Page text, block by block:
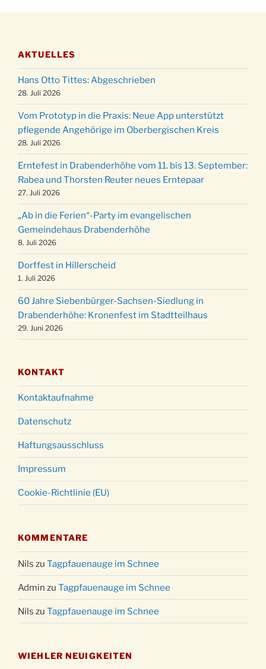
Stadtteilhaus um 19:00 Uhr
11.12.
Puer-Natus weihnachtliches Brauchtum am
Robert-Gassner-Hof um 17:00 Uhr
19.12.
Kinderbibeltag im Ev. Gemeindehaus von 10-
12 Uhr
20.12.
Weihnachts-Konzert des Honterus Chors in
der Kirche um 17:00 Uhr
24.12.
Familiengottesdienst mit Krippenspiel im Ev.
Gemeindehaus um 15:00 Uhr
24.12. Familiengottesdienst in der FeG um 16 Uhr
24.12.
Weihnachtsgottesdienst in der Kirche um
15:00 Uhr
24.12.
Weihnachtsgottesdienst in der Kirche um
18:00 Uhr
24.12.
Christmette mit der ev. Jugend in der Kirche
um 23:00 Uhr
31.12.
Gottesdienst zu Silvester in der Kirche um
18:00 Uhr
AKTUELLES
Hans Otto Tittes: Abgeschrieben
28. Juli 2026
Vom Prototyp in die Praxis: Neue App unterstützt
pflegende Angehörige im Oberbergischen Kreis
28. Juli 2026
Erntefest in Drabenderhöhe vom 11. bis 13. September:
Rabea und Thorsten Reuter neues Erntepaar
27. Juli 2026
„Ab in die Ferien“-Party im evangelischen
Gemeindehaus Drabenderhöhe
8. Juli 2026
Dorffest in Hillerscheid
1. Juli 2026
60 Jahre Siebenbürger-Sachsen-Siedlung in
Drabenderhöhe: Kronenfest im Stadtteilhaus
29. Juni 2026
KONTAKT
Kontaktaufnahme
Datenschutz
Haftungsausschluss
Impressum
Cookie-Richtlinie (EU)
KOMMENTARE
Nils zu Tagpfauenauge im Schnee
Admin zu Tagpfauenauge im Schnee
Nils zu Tagpfauenauge im Schnee
WIEHLER NEUIGKEITEN